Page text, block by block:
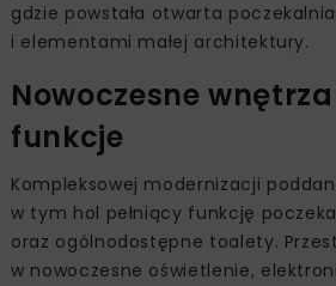
gdzie powstała otwarta
i elementami małej architektury.
Nowoczesne
funkcje
Kompleksowej modernizacji
w tym hol pełniący funkcję
oraz ogólnodostępne toalety.
w nowoczesne oświetlenie,